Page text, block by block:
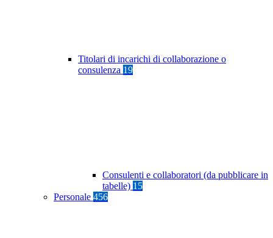
Titolari di incarichi di collaborazione o
consulenza 19
Consulenti e collaboratori (da pubblicare in
tabelle) 15
Personale 456